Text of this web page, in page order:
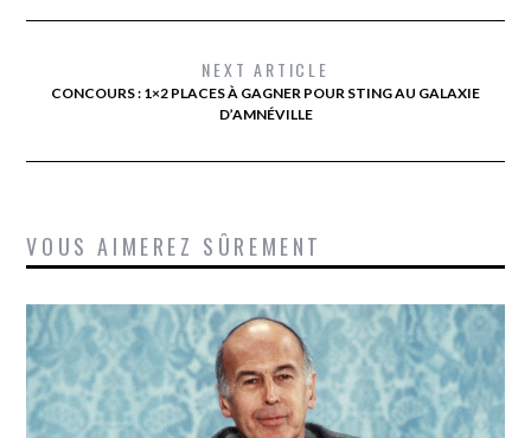
NEXT ARTICLE
CONCOURS : 1×2 PLACES À GAGNER POUR STING AU GALAXIE
D’AMNÉVILLE
VOUS AIMEREZ SÛREMENT